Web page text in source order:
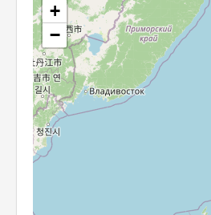
+
−